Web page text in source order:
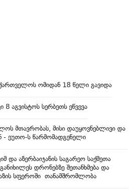
ომიდან 18 წელი გავიდა
აგვისტოს სერბეთს ეწვევა
მთავრობას, მისი დაუყოვნებლივი და
- ეუთო-ს წარმომადგენელი
და აზერბაიჯანის საგარეო საქმეთა
დრონებზე შეთანხმება და
სფეროში თანამშრომლობა